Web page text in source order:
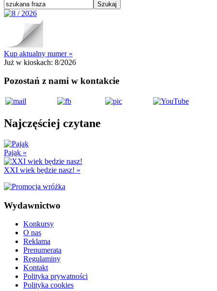
Kup aktualny numer »
Już w kioskach: 8/2026
Pozostań z nami w kontakcie
Najczęściej czytane
Pająk »
XXI wiek będzie nasz! »
Wydawnictwo
Konkursy
O nas
Reklama
Prenumerata
Regulaminy
Kontakt
Polityka prywatności
Polityka cookies